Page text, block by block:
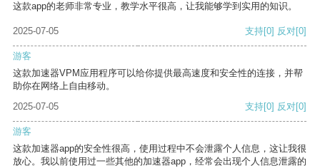
这款app的老师非常专业，教学水平很高，让我能够学到实用的知识。
2025-07-05 支持[0] 反对[0]
游客
这款加速器VPM应用程序可以给你提供最高速度和安全性的连接，并帮
助你在网络上自由移动。
2025-07-05
支持[0] 反对[0]
游客
这款加速器app的安全性很高，使用过程中不会泄露个人信息，这让我很
放心。我以前使用过一些其他的加速器app，经常会出现个人信息泄露的